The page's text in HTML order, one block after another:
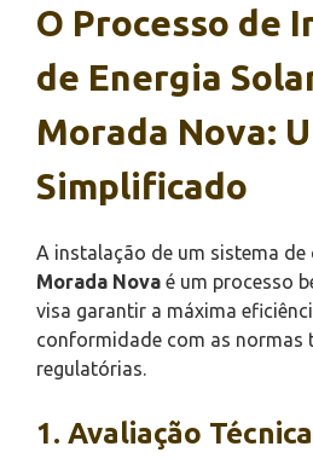
O Processo de
de Energia
Morada Nova:
Simplificado
A instalação de um sistema de
Morada Nova é um processo
visa garantir a máxima
conformidade com as normas
regulatórias.
1. Avaliação